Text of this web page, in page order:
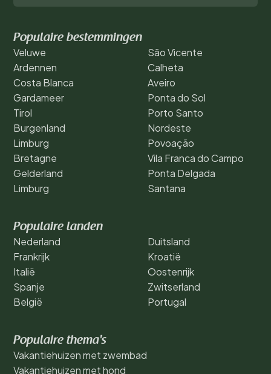
Populaire bestemmingen
Veluwe
Ardennen
Costa Blanca
Gardameer
Tirol
Burgenland
Limburg
Bretagne
Gelderland
Limburg
São Vicente
Calheta
Aveiro
Ponta do Sol
Porto Santo
Nordeste
Povoação
Vila Franca do Campo
Ponta Delgada
Santana
Populaire landen
Nederland
Frankrijk
Italië
Spanje
België
Duitsland
Kroatië
Oostenrijk
Zwitserland
Portugal
Populaire thema's
Vakantiehuizen met zwembad
Vakantiehuizen met hond